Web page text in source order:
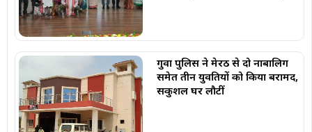
गुवा पुलिस ने मेरठ से दो नाबालिग
समेत तीन युवतियों को किया बरामद,
सकुशल घर लौटीं